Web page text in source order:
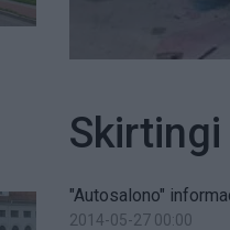
"Autosalono"
2014-05-27 00:00